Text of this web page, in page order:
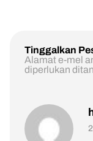
Tinggalkan
Alamat e-mel
diperlukan